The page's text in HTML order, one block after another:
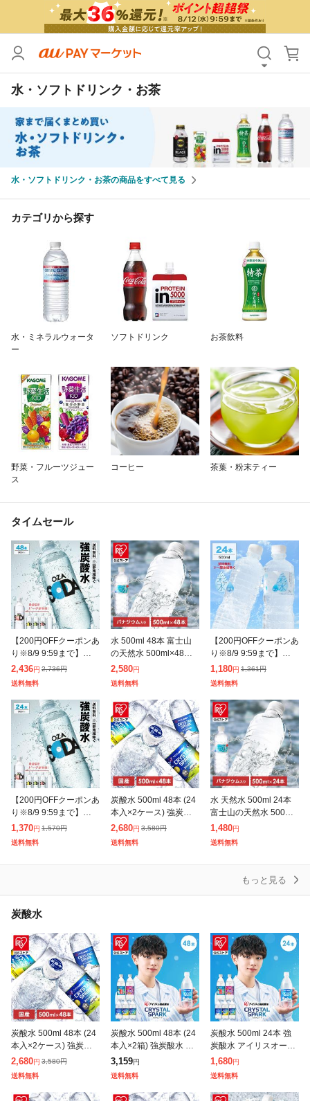
水・ソフトドリンク・お茶
水・ソフトドリンク・お茶の商品をすべて見る
カテゴリから探す
水・ミネラルウォータ
ー
ソフトドリンク お茶飲料
野菜・フルーツジュー
ス
コーヒー 茶葉・粉末ティー
タイムセール
【200円OFFクーポンあ
り※8/9 9:59まで】強炭
酸水 OZA SODA 500ml
48本 2ケース 炭酸水 無
糖 ソー
2,436円 2,736円
送料無料
水 500ml 48本 富士山
の天然水 500ml×48本
ラベルレス ミネラルウ
ォーター ペットボトル
天然水 ラベルレス ウ
2,580円
送料無料
【200円OFFクーポンあ
り※8/9 9:59まで】ミネ
ラルウォーター 彩水 -
あやみず- 500ml×24本
軟水 天然水 水
1,180円 1,361円
送料無料
【200円OFFクーポンあ
り※8/9 9:59まで】炭酸
水 OZA SODA 500ml 2
4本 無糖 強炭酸 プレー
ン レモン
1,370円 1,570円
送料無料
炭酸水 500ml 48本 (24
本入×2ケース) 強炭酸
水 無糖 プレーン レモ
ン 天然水 スパークリン
グ ソーダ カロリーゼ
2,680円 3,580円
送料無料
水 天然水 500ml 24本
富士山の天然水 500ml×
24 水 500ml ミネラル
ウォーター ペットボト
ル ケース ラベ
1,480円
送料無料
もっと見る
炭酸水
炭酸水 500ml 48本 (24
本入×2ケース) 強炭酸
水 無糖 プレーン レモ
ン 天然水 スパークリン
グ ソーダ カロリーゼ
2,680円 3,580円
送料無料
炭酸水 500ml 48本 (24
本入×2箱) 強炭酸水 ア
イリスオーヤマ クリス
タルスパーク 炭酸 ラム
ネ グレープソーダ レ
3,159円
送料無料
炭酸水 500ml 24本 強
炭酸水 アイリスオーヤ
マ 選べる ラベルレス
プレーン レモン ラムネ
グレープソーダ フレー
バー
1,680円
送料無料
カテゴリ すべて
価格
支払い方法 すべて
その他の条件
送料無料 タイムセール
Pontaパス特典対象すべて
キーワード
除外ワード